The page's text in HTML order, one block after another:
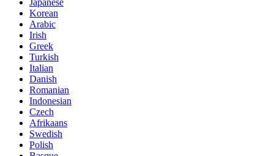
Japanese
Korean
Arabic
Irish
Greek
Turkish
Italian
Danish
Romanian
Indonesian
Czech
Afrikaans
Swedish
Polish